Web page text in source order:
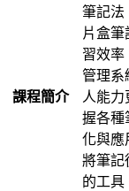
課程簡介
筆記法
片盒
習效率
管理系
人能
握各種
化與應
將筆記
的工具